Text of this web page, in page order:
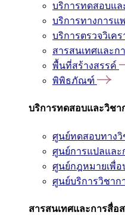
บริการทดสอบแล
บริการทางการแ
บริการตรวจวิเค
สารสนเทศและก
พื้นที่สร้างสรรค์
พิพิธภัณฑ์
บริการทดสอบและวิชา
ศูนย์ทดสอบทางวิ
ศูนย์การแปลและ
ศูนย์กฎหมายเพื่
ศูนย์บริการวิชา
สารสนเทศและการสื่อ